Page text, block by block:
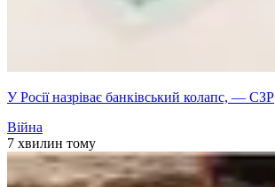
У Росії назріває банківський колапс, — СЗР
Війна
7 хвилин тому